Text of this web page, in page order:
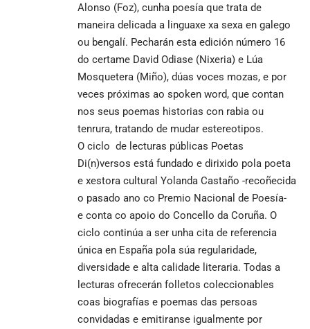
Alonso (Foz), cunha poesía que trata de
maneira delicada a linguaxe xa sexa en galego
ou bengalí. Pecharán esta edición número 16
do certame David Odiase (Nixeria) e Lúa
Mosquetera (Miño), dúas voces mozas, e por
veces próximas ao spoken word, que contan
nos seus poemas historias con rabia ou
tenrura, tratando de mudar estereotipos.
O ciclo de lecturas públicas Poetas
Di(n)versos está fundado e dirixido pola poeta
e xestora cultural Yolanda Castaño -recoñecida
o pasado ano co Premio Nacional de Poesía-
e conta co apoio do Concello da Coruña. O
ciclo continúa a ser unha cita de referencia
única en España pola súa regularidade,
diversidade e alta calidade literaria. Todas a
lecturas ofrecerán folletos coleccionables
coas biografías e poemas das persoas
convidadas e emitiranse igualmente por